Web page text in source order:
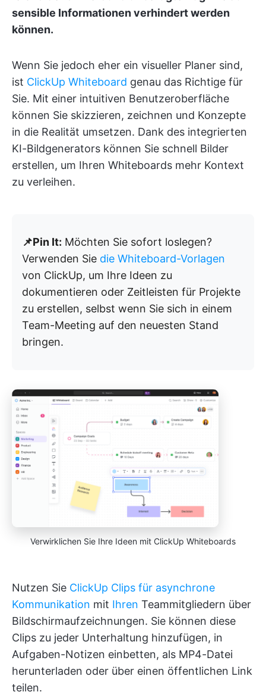
sensible Informationen verhindert werden
können.
Wenn Sie jedoch eher ein visueller Planer sind,
ist ClickUp Whiteboard genau das Richtige für
Sie. Mit einer intuitiven Benutzeroberfläche
können Sie skizzieren, zeichnen und Konzepte
in die Realität umsetzen. Dank des integrierten
KI-Bildgenerators können Sie schnell Bilder
erstellen, um Ihren Whiteboards mehr Kontext
zu verleihen.
📌Pin It: Möchten Sie sofort loslegen?
Verwenden Sie die Whiteboard-Vorlagen
von ClickUp, um Ihre Ideen zu
dokumentieren oder Zeitleisten für Projekte
zu erstellen, selbst wenn Sie sich in einem
Team-Meeting auf den neuesten Stand
bringen.
Verwirklichen Sie Ihre Ideen mit ClickUp Whiteboards
Nutzen Sie ClickUp Clips für asynchrone
Kommunikation mit Ihren Teammitgliedern über
Bildschirmaufzeichnungen. Sie können diese
Clips zu jeder Unterhaltung hinzufügen, in
Aufgaben-Notizen einbetten, als MP4-Datei
herunterladen oder über einen öffentlichen Link
teilen.